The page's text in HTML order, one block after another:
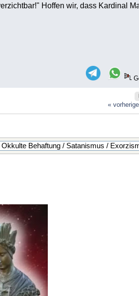
Hoffen wir, dass Kardinal
«